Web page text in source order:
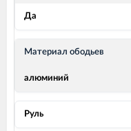
Да
Материал ободьев
алюминий
Руль